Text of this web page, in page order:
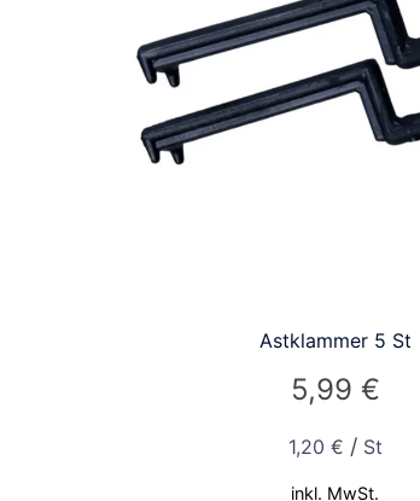
Astklammer 5 St
5,99 €
1,20 € / St
inkl. MwSt.